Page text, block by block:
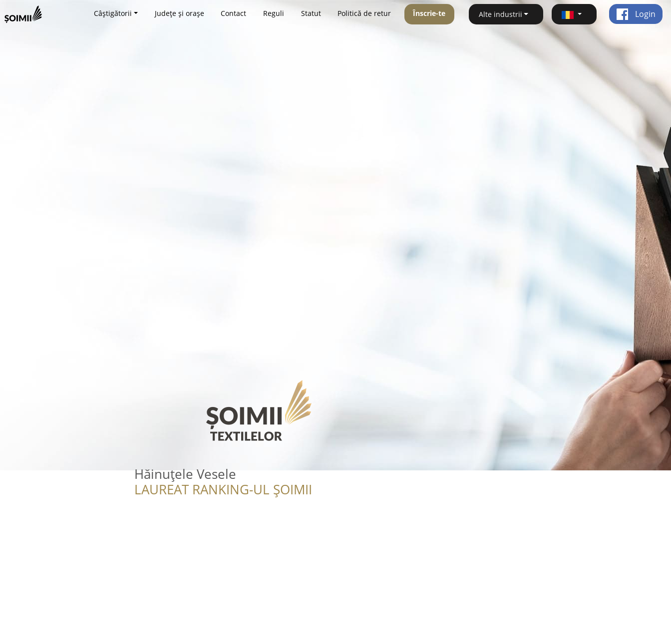
Câștigătorii Județe și orașe Contact Reguli Statut Politică de retur Înscrie-te Alte industrii Login
Hăinuțele Vesele
LAUREAT RANKING-UL ȘOIMII